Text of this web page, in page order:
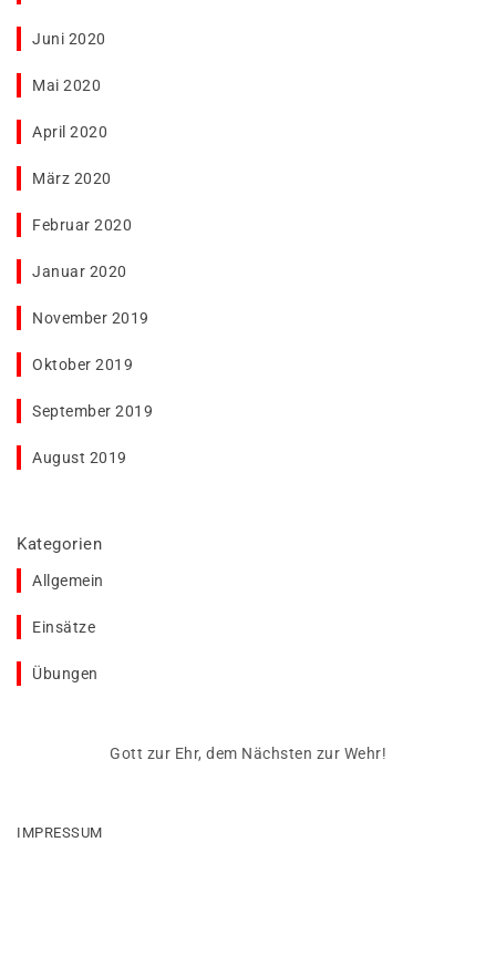
Juni 2020
Mai 2020
April 2020
März 2020
Februar 2020
Januar 2020
November 2019
Oktober 2019
September 2019
August 2019
Kategorien
Allgemein
Einsätze
Übungen
Gott zur Ehr, dem Nächsten zur Wehr!
IMPRESSUM